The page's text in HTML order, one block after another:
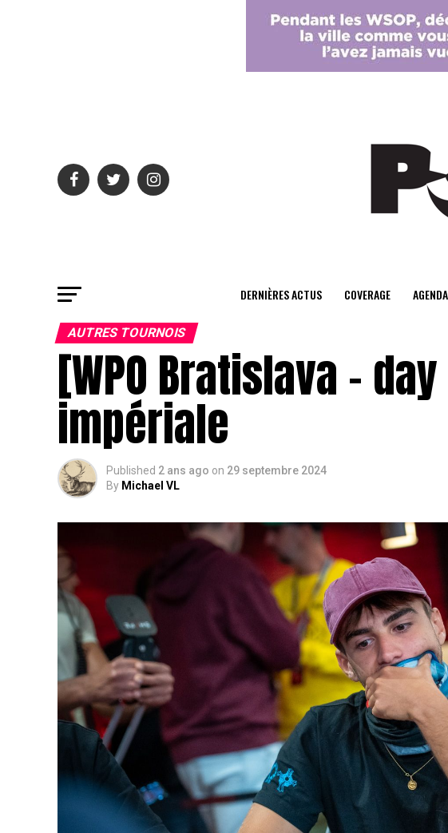
DERNIÈRES ACTUS COVERAGE
AUTRES TOURNOIS
[WPO Bratislava –
impériale
Published 2 ans ago on 29 septembre 2024
By Michael VL